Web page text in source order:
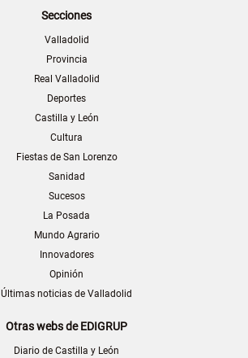
Secciones
Valladolid
Provincia
Real Valladolid
Deportes
Castilla y León
Cultura
Fiestas de San Lorenzo
Sanidad
Sucesos
La Posada
Mundo Agrario
Innovadores
Opinión
Últimas noticias de Valladolid
Otras webs de EDIGRUP
Diario de Castilla y León